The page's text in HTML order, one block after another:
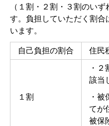
（１割・２割・３割のい
す。負担していただく割合
います。
自己負担の割合 住民
１割
・
該当
・
てが
被保